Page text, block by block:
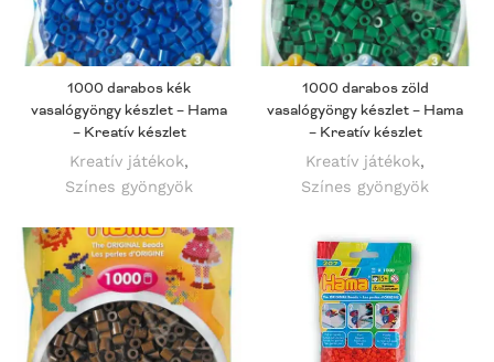
1000 darabos kék
vasalógyöngy készlet – Hama
– Kreatív készlet
Kreatív játékok,
Színes gyöngyök
1000 darabos zöld
vasalógyöngy készlet – Hama
– Kreatív készlet
Kreatív játékok,
Színes gyöngyök